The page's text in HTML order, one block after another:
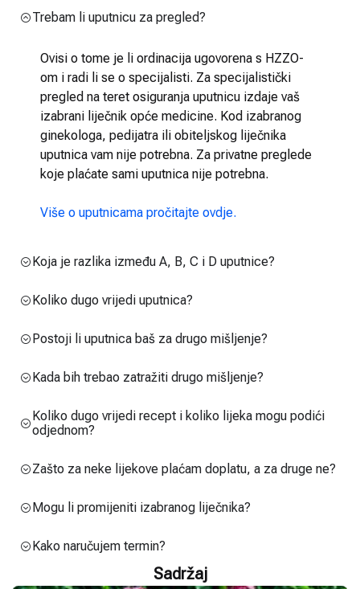
Trebam li uputnicu za pregled?
Ovisi o tome je li ordinacija ugovorena s HZZO-
om i radi li se o specijalisti. Za specijalistički
pregled na teret osiguranja uputnicu izdaje vaš
izabrani liječnik opće medicine. Kod izabranog
ginekologa, pedijatra ili obiteljskog liječnika
uputnica vam nije potrebna. Za privatne preglede
koje plaćate sami uputnica nije potrebna.
Više o uputnicama pročitajte ovdje.
Koja je razlika između A, B, C i D uputnice?
Koliko dugo vrijedi uputnica?
Postoji li uputnica baš za drugo mišljenje?
Kada bih trebao zatražiti drugo mišljenje?
Koliko dugo vrijedi recept i koliko lijeka mogu podići
odjednom?
Zašto za neke lijekove plaćam doplatu, a za druge ne?
Mogu li promijeniti izabranog liječnika?
Kako naručujem termin?
Sadržaj